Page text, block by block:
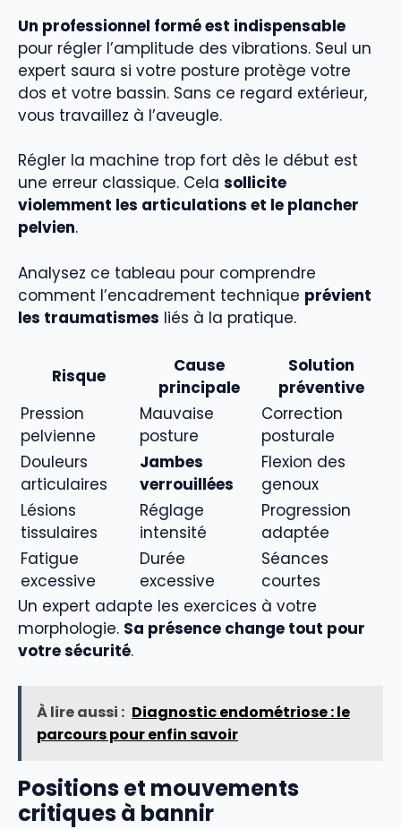
Un professionnel formé est indispensable
pour régler l’amplitude des vibrations. Seul un
expert saura si votre posture protège votre
dos et votre bassin. Sans ce regard extérieur,
vous travaillez à l’aveugle.
Régler la machine trop fort dès le début est
une erreur classique. Cela sollicite
violemment les articulations et le plancher
pelvien.
Analysez ce tableau pour comprendre
comment l’encadrement technique prévient
les traumatismes liés à la pratique.
Risque
Cause
principale
Solution
préventive
Pression
pelvienne
Mauvaise
posture
Correction
posturale
Douleurs
articulaires
Jambes
verrouillées
Flexion des
genoux
Lésions
tissulaires
Réglage
intensité
Progression
adaptée
Fatigue
excessive
Durée
excessive
Séances
courtes
Un expert adapte les exercices à votre
morphologie. Sa présence change tout pour
votre sécurité.
À lire aussi : Diagnostic endométriose : le
parcours pour enfin savoir
Positions et mouvements
critiques à bannir